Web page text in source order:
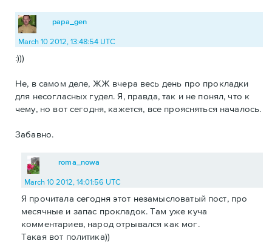
papa_gen
March 10 2012, 13:48:54 UTC
:)))
Не, в самом деле, ЖЖ вчера весь день про прокладки
для несогласных гудел. Я, правда, так и не понял, что к
чему, но вот сегодня, кажется, все проясняться началось.
Забавно.
roma_nowa
March 10 2012, 14:01:56 UTC
Я прочитала сегодня этот незамысловатый пост, про
месячные и запас прокладок. Там уже куча
комментариев, народ отрывался как мог.
Такая вот политика))